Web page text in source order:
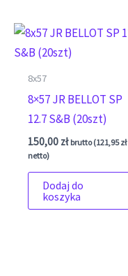
8x57
8×57 JR BELLOT SP
12.7 S&B (20szt)
150,00 zł brutto (121,95zł
netto)
Dodaj do
koszyka